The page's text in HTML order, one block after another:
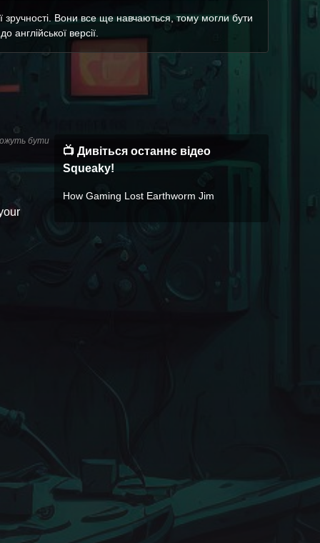
зручності. Вони все ще навчаються, тому могли бути
версії.
бути
📺 Дивіться останнє відео
Squeaky!
How Gaming Lost Earthworm Jim